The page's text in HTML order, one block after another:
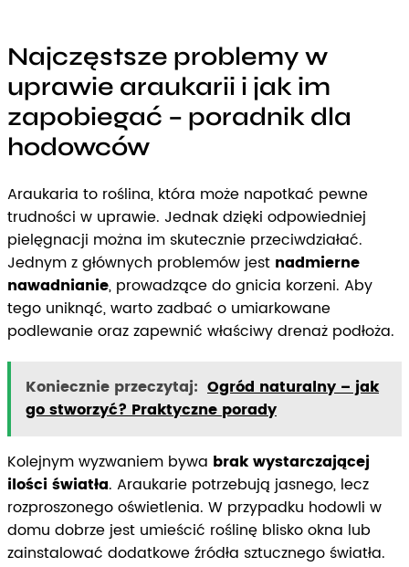
Najczęstsze problemy w
uprawie araukarii i jak im
zapobiegać – poradnik dla
hodowców
Araukaria to roślina, która może napotkać pewne
trudności w uprawie. Jednak dzięki odpowiedniej
pielęgnacji można im skutecznie przeciwdziałać.
Jednym z głównych problemów jest nadmierne
nawadnianie, prowadzące do gnicia korzeni. Aby
tego uniknąć, warto zadbać o umiarkowane
podlewanie oraz zapewnić właściwy drenaż podłoża.
Koniecznie przeczytaj: Ogród naturalny – jak
go stworzyć? Praktyczne porady
Kolejnym wyzwaniem bywa brak wystarczającej
ilości światła. Araukarie potrzebują jasnego, lecz
rozproszonego oświetlenia. W przypadku hodowli w
domu dobrze jest umieścić roślinę blisko okna lub
zainstalować dodatkowe źródła sztucznego światła.